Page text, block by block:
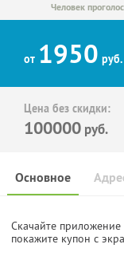
Человек
от 1950 руб.
Цена без скидки:
100000 руб.
Основное
Скачайте
покажите купон с